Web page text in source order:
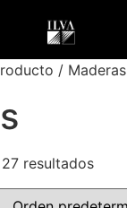
/ Maderas
resultados